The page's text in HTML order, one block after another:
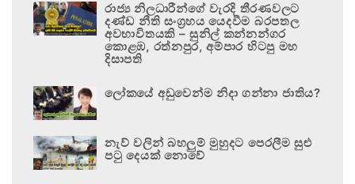
රාජ්‍ය නිලධාරීන්ගේ වැරදි තීරණවලට
දණ්ඩ නීති සංග්‍රහය යෙදවීම බරපතල
අවභාවිතයකි – සුනිල් කන්නන්ගර
කොළඹ, රත්නපුර, අම්පාර හිටපු මහ
දිසාපති
ලෝකයේ අඩුවෙන්ම නිදා ගන්නා ජාතිය?
නැව් වලින් බහලුම් මුහුදට පෙරලීම සුළු
පටු දෙයක් නොවේ